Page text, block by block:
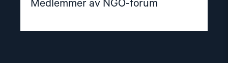
Medlemmer av NGO-forum